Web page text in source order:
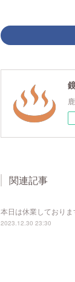
関連記事
本日は休業しておりま
2023.12.30 23:30